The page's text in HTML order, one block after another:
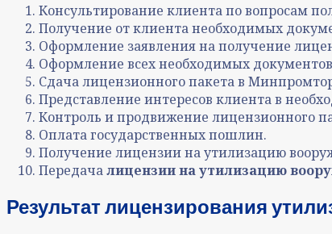
Консультирование клиента по вопросам
Получение от клиента необходимых
Оформление заявления на получение
Оформление всех необходимых
Сдача лицензионного пакета в
Представление интересов клиента в
Контроль и продвижение лицензионного
Оплата государственных пошлин.
Получение лицензии на утилизацию
Передачалицензии на утилизацию
Результат лицензирования